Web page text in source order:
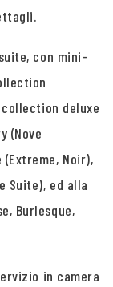
con mini-
deluxe
(Nove
Noir),
Suite), ed alla
Burlesque,
in camera